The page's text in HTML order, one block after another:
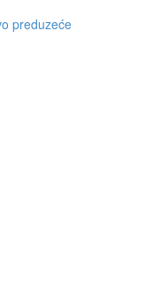
preduzeće